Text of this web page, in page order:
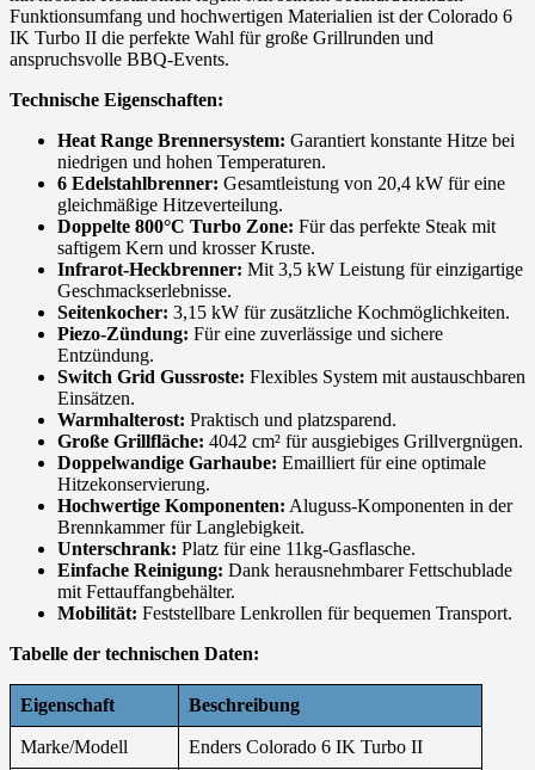
Funktionsumfang und hochwertigen Materialien ist der Colorado 6
IK Turbo II die perfekte Wahl für große Grillrunden und
anspruchsvolle BBQ-Events.
Technische Eigenschaften:
Heat Range Brennersystem: Garantiert konstante Hitze bei
niedrigen und hohen Temperaturen.
6 Edelstahlbrenner: Gesamtleistung von 20,4 kW für eine
gleichmäßige Hitzeverteilung.
Doppelte 800°C Turbo Zone: Für das perfekte Steak mit
saftigem Kern und krosser Kruste.
Infrarot-Heckbrenner: Mit 3,5 kW Leistung für einzigartige
Geschmackserlebnisse.
Seitenkocher: 3,15 kW für zusätzliche Kochmöglichkeiten.
Piezo-Zündung: Für eine zuverlässige und sichere
Entzündung.
Switch Grid Gussroste: Flexibles System mit austauschbaren
Einsätzen.
Warmhalterost: Praktisch und platzsparend.
Große Grillfläche: 4042 cm² für ausgiebiges Grillvergnügen.
Doppelwandige Garhaube: Emailliert für eine optimale
Hitzekonservierung.
Hochwertige Komponenten: Aluguss-Komponenten in der
Brennkammer für Langlebigkeit.
Unterschrank: Platz für eine 11kg-Gasflasche.
Einfache Reinigung: Dank herausnehmbarer Fettschublade
mit Fettauffangbehälter.
Mobilität: Feststellbare Lenkrollen für bequemen Transport.
Tabelle der technischen Daten:
Eigenschaft Beschreibung
Marke/Modell Enders Colorado 6 IK Turbo II